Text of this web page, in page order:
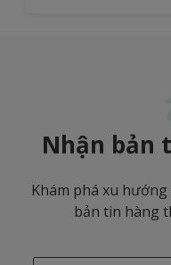
Nhận bản
Khám phá xu
bản tin hàng